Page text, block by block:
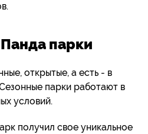
парки
открытые, а есть - в
парки работают в
условий.
получил свое уникальное